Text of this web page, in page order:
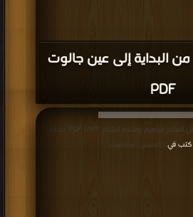
من البداية إلى عين جالوت
PDF
قراءة و تحميل كتاب كتاب البطل الفاتح إبراهيم وفتحه الشام ١٨٣٢ PDF مجانا |
كتب في | التحميل : مرة/مرات